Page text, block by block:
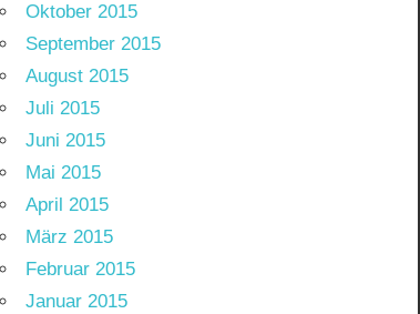
Oktober 2015
September 2015
August 2015
Juli 2015
Juni 2015
Mai 2015
April 2015
März 2015
Februar 2015
Januar 2015